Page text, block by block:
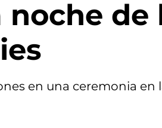
noche
en una ceremonia en